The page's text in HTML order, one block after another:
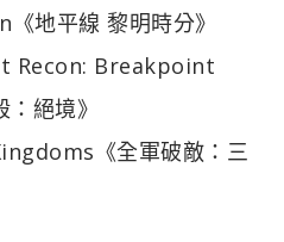
地平線 黎明時分》
Recon: Breakpoint
絕境》
《全軍破敵：三